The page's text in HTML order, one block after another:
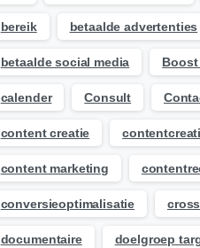
bereik betaalde advertenties
betaalde social media Boost
calender Consult
content creatie
content marketing
conversieoptimalisatie
documentaire doelgroep